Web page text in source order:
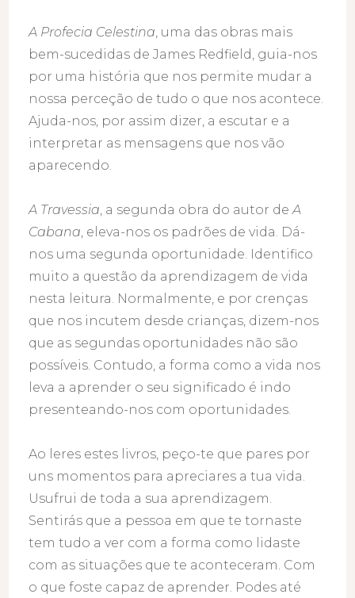
A Profecia Celestina, uma das obras mais
bem-sucedidas de James Redfield, guia-nos
por uma história que nos permite mudar a
nossa perceção de tudo o que nos acontece.
Ajuda-nos, por assim dizer, a escutar e a
interpretar as mensagens que nos vão
aparecendo.
A Travessia, a segunda obra do autor deA
Cabana, eleva-nos os padrões de vida. Dá-
nos uma segunda oportunidade. Identifico
muito a questão da aprendizagem de vida
nesta leitura. Normalmente, e por crenças
que nos incutem desde crianças, dizem-nos
que as segundas oportunidades não são
possíveis. Contudo, a forma como a vida nos
leva a aprender o seu significado é indo
presenteando-nos com oportunidades.
Ao leres estes livros, peço-te que pares por
uns momentos para apreciares a tua vida.
Usufrui de toda a sua aprendizagem.
Sentirás que a pessoa em que te tornaste
tem tudo a ver com a forma como lidaste
com as situações que te aconteceram. Com
o que foste capaz de aprender. Podes até